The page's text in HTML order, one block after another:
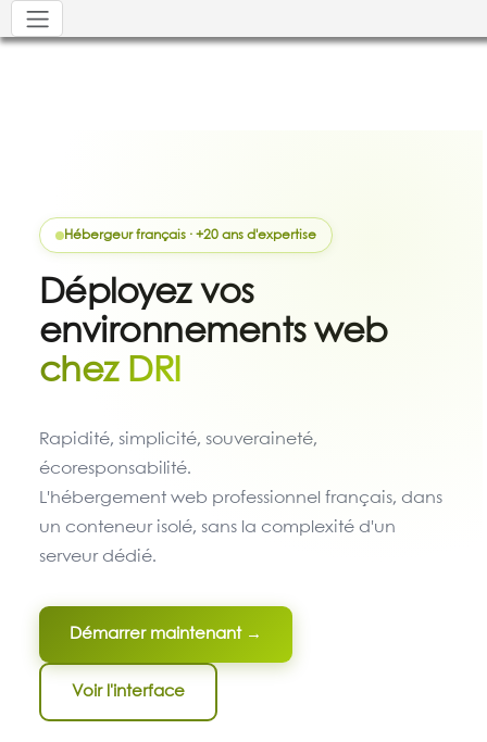
Hébergeur français · +20 ans d'expertise
Déployez vos
environnements web
chez DRI
Rapidité, simplicité, souveraineté,
écoresponsabilité.
L'hébergement web professionnel français, dans
un conteneur isolé, sans la complexité d'un
serveur dédié.
Démarrer maintenant →
Voir l'interface